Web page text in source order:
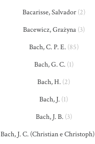
Bacarisse, Salvador(2)
Bacewicz, Grażyna(3)
Bach, C. P. E.(85)
Bach, G. C.(1)
Bach, H. (2)
Bach, J. (1)
Bach, J. B.(3)
Bach, J. C. (Christian e Christoph)